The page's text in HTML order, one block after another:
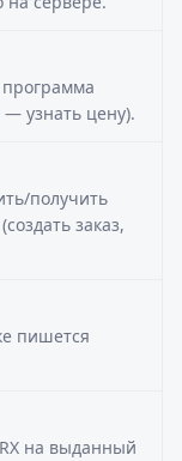
программа
узнать цену).
получить
заказ,
пишется
на выданный